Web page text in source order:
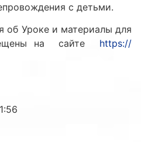
с детьми.
об Уроке и материалы для
на сайте https://